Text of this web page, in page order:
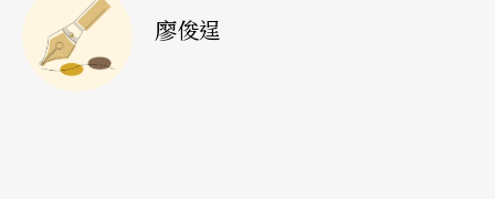
愴》（作品13）；憂傷綿密、令人悠然神往的升C
小調第14號鋼琴奏鳴曲《月光》（作品27之2）；
廖俊逞